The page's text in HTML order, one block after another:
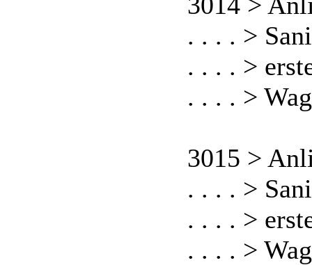
. . . . >
. . . . >
. . . . >
3015 >
. . . . >
. . . . >
. . . . >